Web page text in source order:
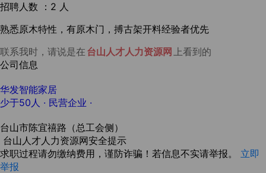
招聘人数 ：2 人
熟悉原木特性，有原木门，搏古架开料经验者优先
联系我时，请说是在 台山人才人力资源网 上看到的
公司信息
华发智能家居
少于50人 · 民营企业 ·
台山市陈宜禧路（总工会侧）
台山人才人力资源网安全提示
求职过程请勿缴纳费用，谨防诈骗！若信息不实请举报。 立即
举报